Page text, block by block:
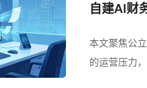
自建AI财
本文聚焦公
的运营压力